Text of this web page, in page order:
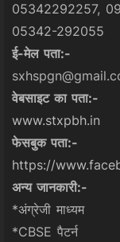
05342292257,
05342-292055
ई-मेल पता:-
वेबसाइट का पता:-
www.stxpbh.in
फेसबुक पता:-
https://
अन्य जानकारी:-
*अंग्रेजी माध्यम
*CBSE पैटर्न